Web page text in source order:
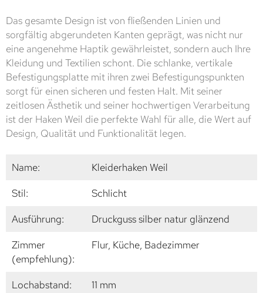
Das gesamte Design ist von fließenden Linien und
sorgfältig abgerundeten Kanten geprägt, was nicht nur
eine angenehme Haptik gewährleistet, sondern auch Ihre
Kleidung und Textilien schont. Die schlanke, vertikale
Befestigungsplatte mit ihren zwei Befestigungspunkten
sorgt für einen sicheren und festen Halt. Mit seiner
zeitlosen Ästhetik und seiner hochwertigen Verarbeitung
ist der Haken Weil die perfekte Wahl für alle, die Wert auf
Design, Qualität und Funktionalität legen.
Name:
Kleiderhaken Weil
Stil:
Schlicht
Ausführung:
Druckguss silber natur glänzend
Zimmer
(empfehlung):
Flur, Küche, Badezimmer
Lochabstand:
11 mm